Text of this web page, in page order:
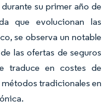
su primer año de
que evolucionan las
se observa un notable
las ofertas de seguros
traduce en costes de
tradicionales en